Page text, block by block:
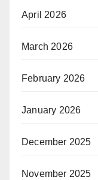
April 2026
March 2026
February 2026
January 2026
December 2025
November 2025